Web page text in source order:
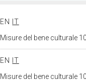
EN
IT
Misure del bene culturale
EN
IT
Misure del bene culturale